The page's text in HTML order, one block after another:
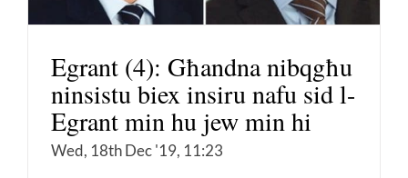
Egrant (4): Għandna nibqgħu
ninsistu biex insiru nafu sid l-
Egrant min hu jew min hi
Wed, 18th Dec '19, 11:23